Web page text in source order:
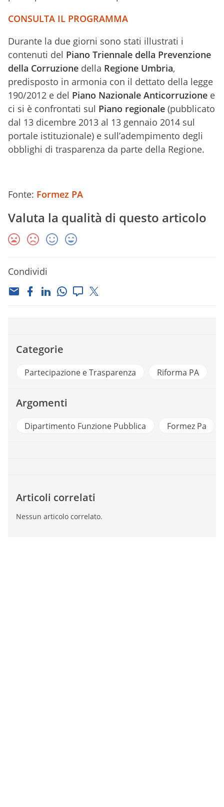
CONSULTA IL PROGRAMMA
Durante la due giorni sono stati illustrati i
contenuti del Piano Triennale della Prevenzione
della Corruzione della Regione Umbria,
predisposto in armonia con il dettato della legge
190/2012 e del Piano Nazionale Anticorruzione e
ci si è confrontati sul Piano regionale (pubblicato
dal 13 dicembre 2013 al 13 gennaio 2014 sul
portale istituzionale) e sull’adempimento degli
obblighi di trasparenza da parte della Regione.
Fonte: Formez PA
Valuta la qualità di questo articolo
Condividi
Categorie
Partecipazione e Trasparenza Riforma PA
Argomenti
Dipartimento Funzione Pubblica Formez Pa
Articoli correlati
Nessun articolo correlato.